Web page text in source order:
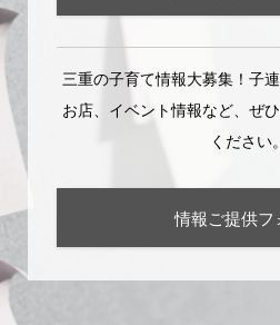
三重の子育て情報大募集！子
お店、イベント情報など、ぜ
ください。
情報ご提供フ